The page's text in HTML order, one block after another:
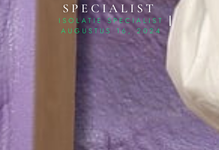
SPECIALIST
ISOLATIE SPECIALIST
AUGUSTUS 16, 2024